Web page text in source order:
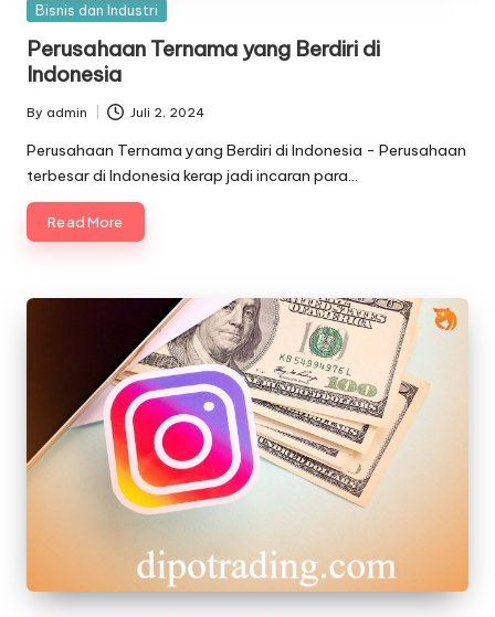
Posted
Bisnis dan Industri
Perusahaan Ternama yang Berdiri di
Indonesia
Posted
by
By admin Juli 2, 2024
Perusahaan Ternama yang Berdiri di Indonesia - Perusahaan
terbesar di Indonesia kerap jadi incaran para…
Read More